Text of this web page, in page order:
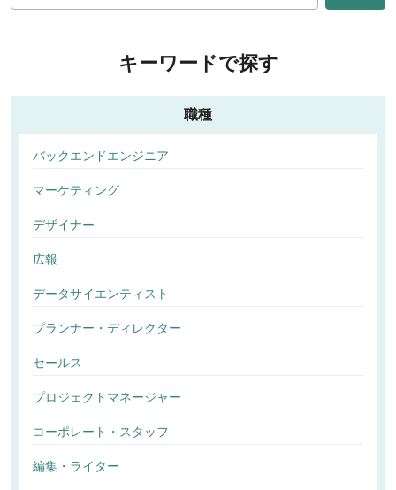
キーワードで探す
職種
バックエンドエンジニア
マーケティング
デザイナー
広報
データサイエンティスト
プランナー・ディレクター
セールス
プロジェクトマネージャー
コーポレート・スタッフ
編集・ライター